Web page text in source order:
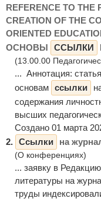
REFERENCE TO THE
CREATION OF THE
ORIENTED
ОСНОВЫ
ССЫЛКИ
(13.00.00
... Аннотация:
основам ссылки
содержания
высших
Создано 01 марта
2. Ссылки на
(О конференциях)
... заявку в
литературы на
труды